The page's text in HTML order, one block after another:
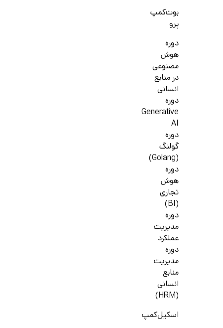
بوت‌کمپ
پرو
دوره
هوش
مصنوعی
در منابع
انسانی
دوره
Generative
AI
دوره
گولنگ
(Golang)
دوره
هوش
تجاری
(BI)
دوره
مدیریت
عملکرد
دوره
مدیریت
منابع
انسانی
(HRM)
اسکیل‌کمپ